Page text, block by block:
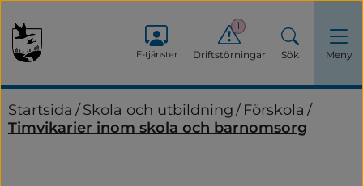
E-tjänster Driftstörningar
1
Sök Meny
Startsida /Skola och utbildning/ Förskola /
Timvikarier inom skola och barnomsorg